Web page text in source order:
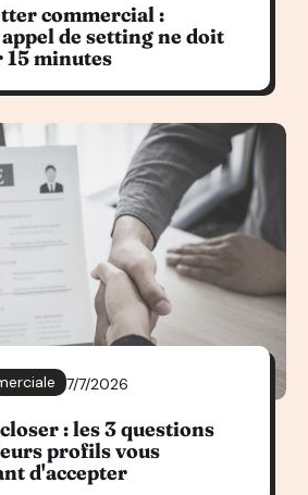
commercial :
de setting ne doit
15 minutes
7/7/2026
: les 3 questions
profils vous
d'accepter